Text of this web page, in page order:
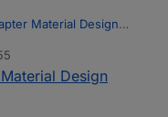
Material Design
gedacht, funktioniert
ein wenn ich die
aktuellen
Design